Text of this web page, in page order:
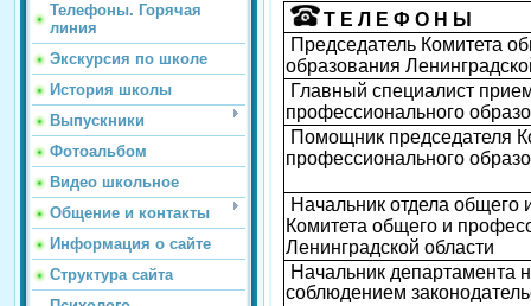
Телефоны. Горячая
линия
Экскурсия по школе
История школы
Выпускники
Фотоальбом
Видео школьное
Общение и контакты
Информация о сайте
Структура сайта
Т Е Л Е Ф О Н Ы
Председатель Комитета
образования
Главный специалист
профессионального
Помощник председателя
профессионального
Начальник отдела общего
Комитета общего и
Ленинградской области
Начальник департамента
соблюдением